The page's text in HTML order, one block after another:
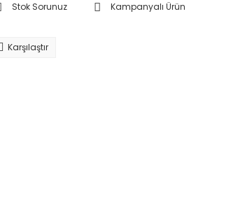
Stok Sorunuz Kampanyalı Ürün
Karşılaştır